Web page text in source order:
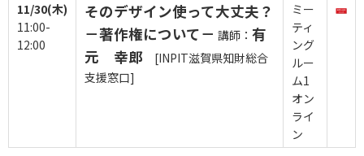
11/30(木)
11:00-
12:00
そのデザイン使って大丈夫？
－著作権について－ 講師： 有
元 幸郎 [INPIT滋賀県知財総合
支援窓口]
ミー
ティ
ング
ルー
ム1
オン
ライ
ン